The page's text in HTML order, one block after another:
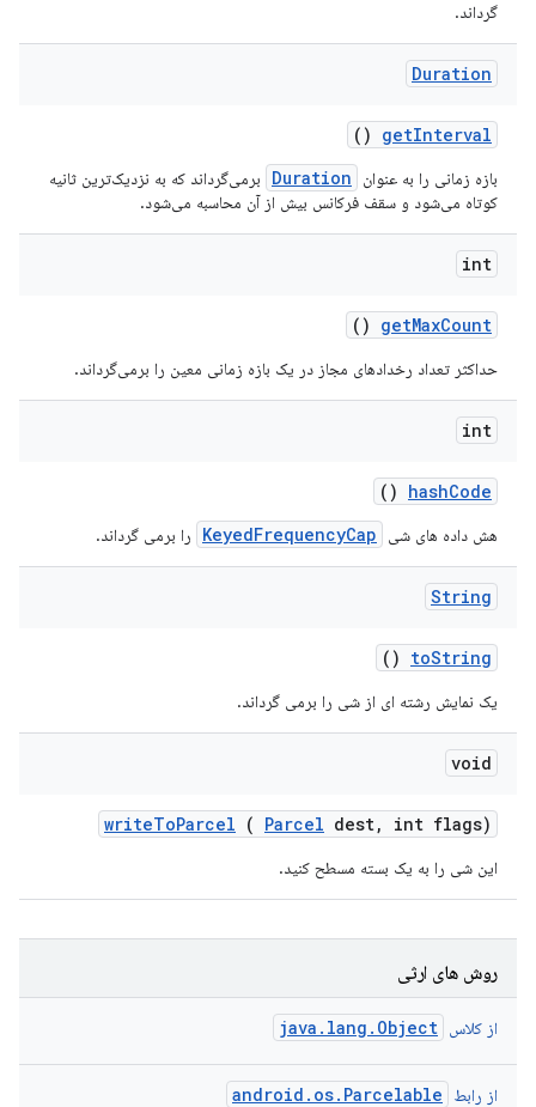
گرداند.
Duration
getInterval
()
بازه زمانی را به عنوان Duration
برمی‌گرداند که به نزدیک‌ترین ثانیه
کوتاه می‌شود و سقف فرکانس بیش از آن محاسبه می‌شود.
int
getMaxCount
()
حداکثر تعداد رخدادهای مجاز در یک بازه زمانی معین را برمی‌گرداند.
int
hashCode
()
هش داده های شی KeyedFrequencyCap را برمی گرداند.
String
toString
()
یک نمایش رشته ای از شی را برمی گرداند.
void
writeToParcel ( Parcel dest, int flags)
این شی را به یک بسته مسطح کنید.
روش های ارثی
از کلاس java.lang.Object
از رابط android.os.Parcelable